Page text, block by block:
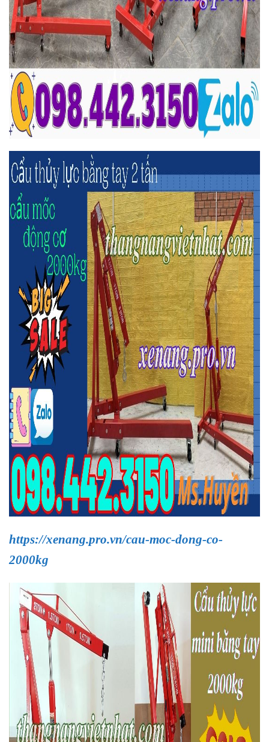
https://xenang.pro.vn/cau-moc-dong-co-
2000kg